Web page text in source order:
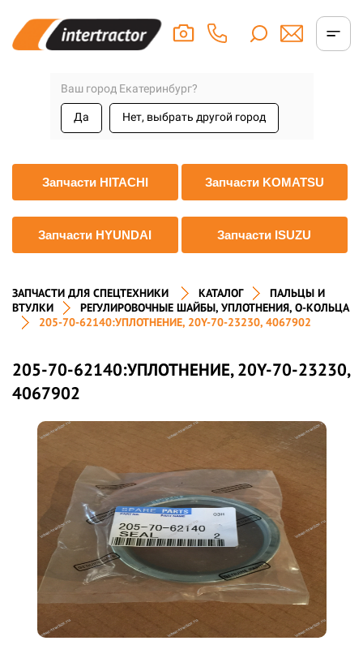
Ваш город Екатеринбург?
Да Нет, выбрать другой город
Запчасти HITACHI Запчасти KOMATSU
Запчасти HYUNDAI Запчасти ISUZU
ЗАПЧАСТИ ДЛЯ СПЕЦТЕХНИКИ КАТАЛОГ
ПАЛЬЦЫ И
ВТУЛКИ
РЕГУЛИРОВОЧНЫЕ ШАЙБЫ, УПЛОТНЕНИЯ, О-КОЛЬЦА
205-70-62140:УПЛОТНЕНИЕ, 20Y-70-23230, 4067902
205-70-62140:УПЛОТНЕНИЕ, 20Y-70-23230,
4067902